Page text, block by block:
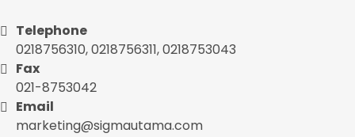
Telephone
0218756310, 0218756311, 0218753043
Fax
021-8753042
Email
marketing@sigmautama.com